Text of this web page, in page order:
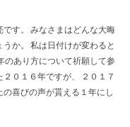
す。 みなさまはどんな大晦
か。 私は日付けが変わると
のあり方について祈願して参
０１６年ですが、 ２０１７
喜びの声が貰える１年にし